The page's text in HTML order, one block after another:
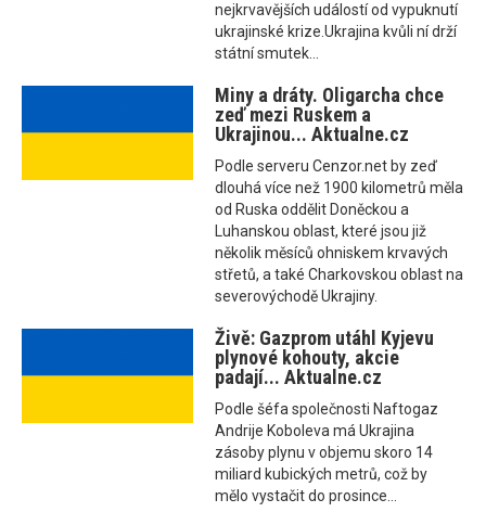
nejkrvavějších událostí od vypuknutí
ukrajinské krize.Ukrajina kvůli ní drží
státní smutek...
Miny a dráty. Oligarcha chce
zeď mezi Ruskem a
Ukrajinou... Aktualne.cz
Podle serveru Cenzor.net by zeď
dlouhá více než 1900 kilometrů měla
od Ruska oddělit Doněckou a
Luhanskou oblast, které jsou již
několik měsíců ohniskem krvavých
střetů, a také Charkovskou oblast na
severovýchodě Ukrajiny.
Živě: Gazprom utáhl Kyjevu
plynové kohouty, akcie
padají... Aktualne.cz
Podle šéfa společnosti Naftogaz
Andrije Koboleva má Ukrajina
zásoby plynu v objemu skoro 14
miliard kubických metrů, což by
mělo vystačit do prosince...